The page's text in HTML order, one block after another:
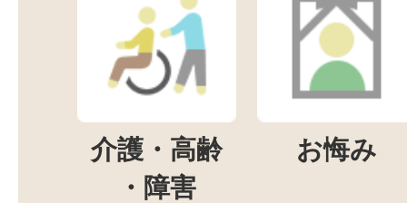
介護・高齢
・障害
お悔み